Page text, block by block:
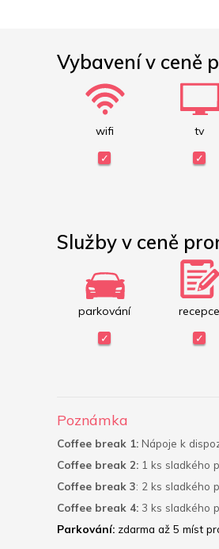
Vybavení v ceně
wifi tv
Služby v ceně
parkování recepce
Poznámka
Coffee break 1: Nápoje k
Coffee break 2: 1 ks sladkého
Coffee break 3: 2 ks sladkého
Coffee break 4: 3 ks sladkého
Parkování: zdarma až 5 míst